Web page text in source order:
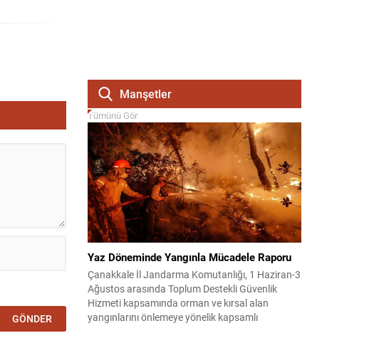
Manşetler
Tümünü Gör
Yaz Döneminde Yangınla Mücadele Raporu
Çanakkale İl Jandarma Komutanlığı, 1 Haziran-3
Ağustos arasında Toplum Destekli Güvenlik
Hizmeti kapsamında orman ve kırsal alan
yangınlarını önlemeye yönelik kapsamlı